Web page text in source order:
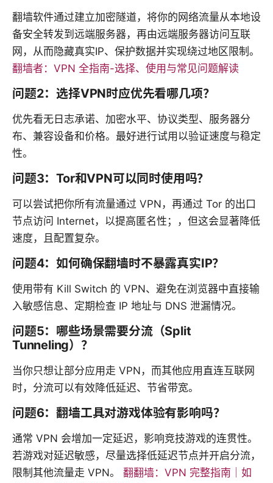
翻墙软件通过建立加密隧道，将你的网络流量从本地设
备安全转发到远端服务器，再由远端服务器访问互联
网，从而隐藏真实IP、保护数据并实现绕过地区限制。
翻墙者：VPN 全指南-选择、使用与常见问题解读
问题2：选择VPN时应优先看哪几项？
优先看无日志承诺、加密水平、协议类型、服务器分
布、兼容设备和价格。最好进行试用以验证速度与稳定
性。
问题3：Tor和VPN可以同时使用吗？
可以尝试把你所有流量通过 VPN，再通过 Tor 的出口
节点访问 Internet，以提高匿名性；，但这会显著降低
速度，且配置复杂。
问题4：如何确保翻墙时不暴露真实IP？
使用带有 Kill Switch 的 VPN、避免在浏览器中直接输
入敏感信息、定期检查 IP 地址与 DNS 泄漏情况。
问题5：哪些场景需要分流（Split
Tunneling）？
当你只想让部分应用走 VPN，而其他应用直连互联网
时，分流可以有效降低延迟、节省带宽。
问题6：翻墙工具对游戏体验有影响吗？
通常 VPN 会增加一定延迟，影响竞技游戏的连贯性。
若游戏对延迟敏感，尽量选择低延迟节点并开启分流，
限制其他流量走 VPN。 翻翻墙：VPN 完整指南｜如